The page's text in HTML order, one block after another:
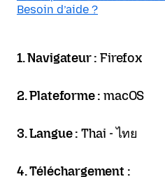
Besoin d’aide ?
1. Navigateur :Firefox
2. Plateforme :macOS
3. Langue : Thai - ไทย
4. Téléchargement :